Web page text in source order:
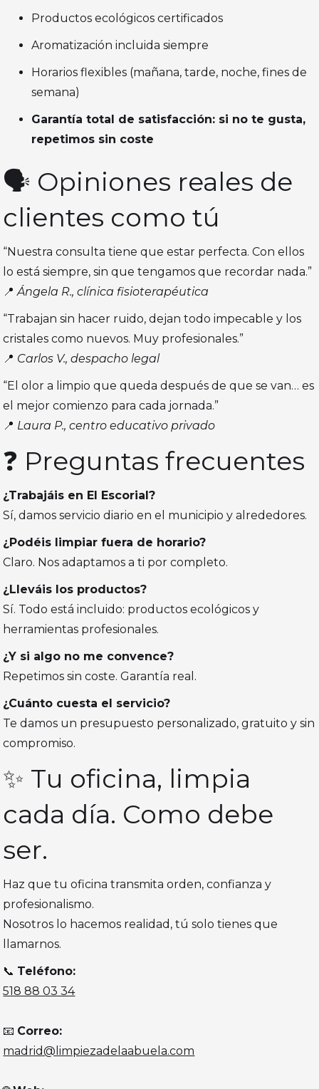
Productos ecológicos certificados
Aromatización incluida siempre
Horarios flexibles (mañana, tarde, noche, fines de
semana)
Garantía total de satisfacción: si no te gusta,
repetimos sin coste
🗣️ Opiniones reales de
clientes como tú
“Nuestra consulta tiene que estar perfecta. Con ellos
lo está siempre, sin que tengamos que recordar nada.”
📍Ángela R., clínica fisioterapéutica
“Trabajan sin hacer ruido, dejan todo impecable y los
cristales como nuevos. Muy profesionales.”
📍 Carlos V., despacho legal
“El olor a limpio que queda después de que se van… es
el mejor comienzo para cada jornada.”
📍 Laura P., centro educativo privado
❓ Preguntas frecuentes
¿Trabajáis en El Escorial?
Sí, damos servicio diario en el municipio y alrededores.
¿Podéis limpiar fuera de horario?
Claro. Nos adaptamos a ti por completo.
¿Lleváis los productos?
Sí. Todo está incluido: productos ecológicos y
herramientas profesionales.
¿Y si algo no me convence?
Repetimos sin coste. Garantía real.
¿Cuánto cuesta el servicio?
Te damos un presupuesto personalizado, gratuito y sin
compromiso.
✨ Tu oficina, limpia
cada día. Como debe
ser.
Haz que tu oficina transmita orden, confianza y
profesionalismo.
Nosotros lo hacemos realidad, tú solo tienes que
llamarnos.
📞 Teléfono:
518 88 03 34
📧 Correo:
madrid@limpiezadelaabuela.com